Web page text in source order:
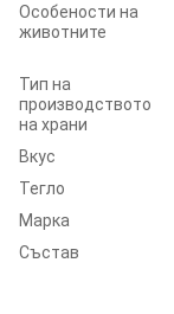
Особености на
животните
Тип на
производството
на храни
Вкус
Тегло
Марка
Състав